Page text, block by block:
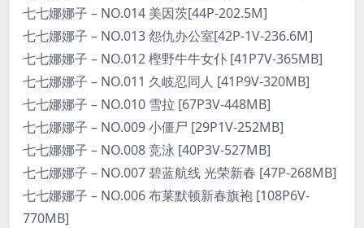
七七娜娜子 – NO.014 美因茨[44P-202.5M]
七七娜娜子 – NO.013 怨仇办公室[42P-1V-236.6M]
七七娜娜子 – NO.012 樫野牛牛女仆 [41P7V-365MB]
七七娜娜子 – NO.011 久岐忍同人 [41P9V-320MB]
七七娜娜子 – NO.010 雪拉 [67P3V-448MB]
七七娜娜子 – NO.009 小僵尸 [29P1V-252MB]
七七娜娜子 – NO.008 竞泳 [40P3V-527MB]
七七娜娜子 – NO.007 碧蓝航线 光荣新春 [47P-268MB]
七七娜娜子 – NO.006 布莱默顿新春旗袍 [108P6V-
770MB]